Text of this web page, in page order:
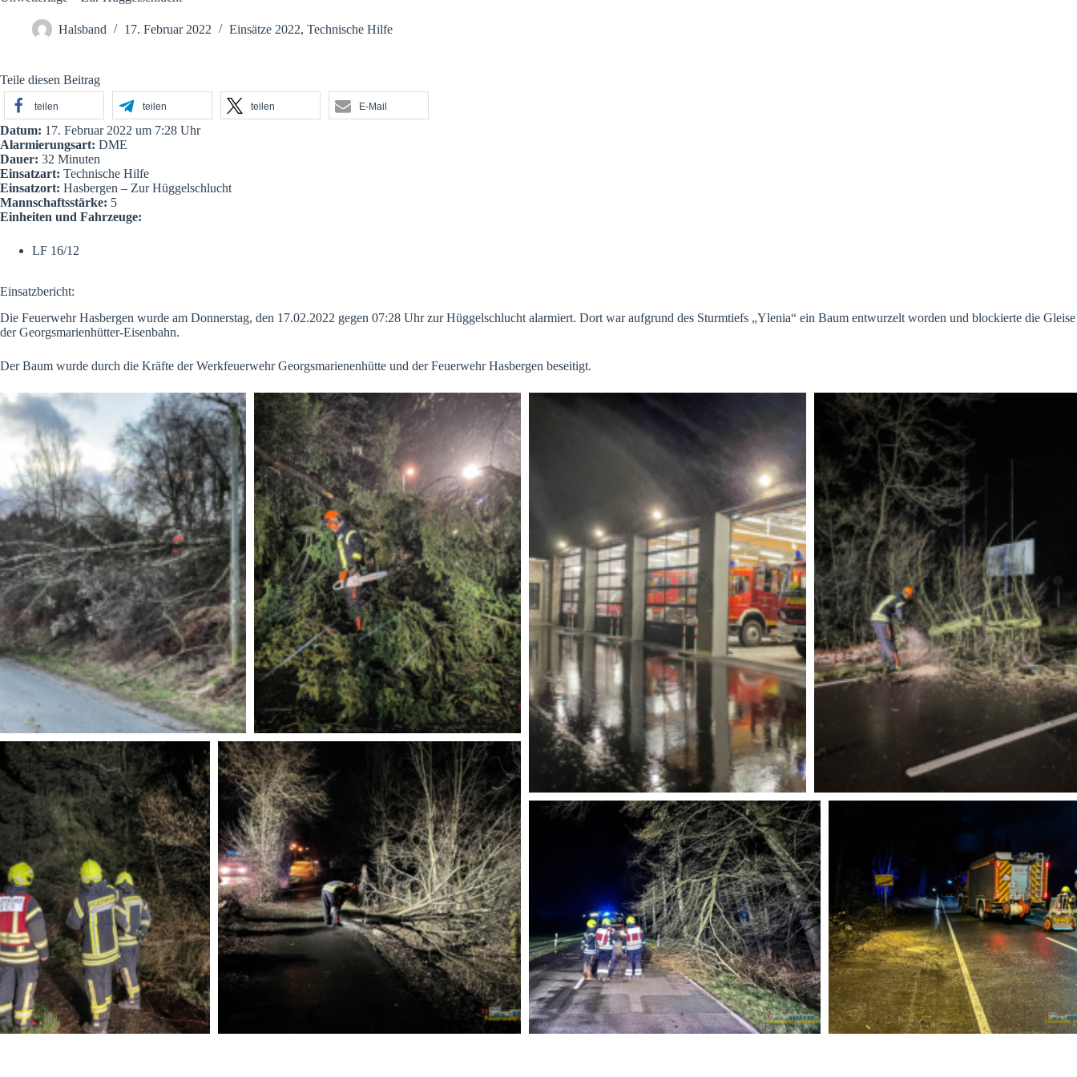
Halsband 17. Februar 2022 Einsätze 2022, Technische Hilfe
Teile diesen Beitrag
teilen teilen teilen E-Mail
Datum: 17. Februar 2022 um 7:28 Uhr
Alarmierungsart: DME
Dauer: 32 Minuten
Einsatzart: Technische Hilfe
Einsatzort: Hasbergen – Zur Hüggelschlucht
Mannschaftsstärke: 5
Einheiten und Fahrzeuge:
LF 16/12
Einsatzbericht:
Die Feuerwehr Hasbergen wurde am Donnerstag, den 17.02.2022 gegen 07:28 Uhr zur Hüggelschlucht alarmiert. Dort war aufgrund des Sturmtiefs „Ylenia“ ein Baum entwurzelt worden und blockierte die Gleise
der Georgsmarienhütter-Eisenbahn.
Der Baum wurde durch die Kräfte der Werkfeuerwehr Georgsmarienenhütte und der Feuerwehr Hasbergen beseitigt.